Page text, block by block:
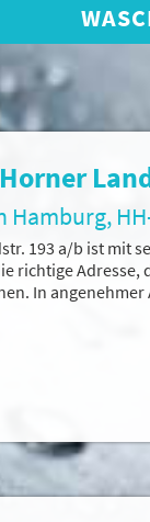
Hamburg,
193 a/b ist mit
richtige
In